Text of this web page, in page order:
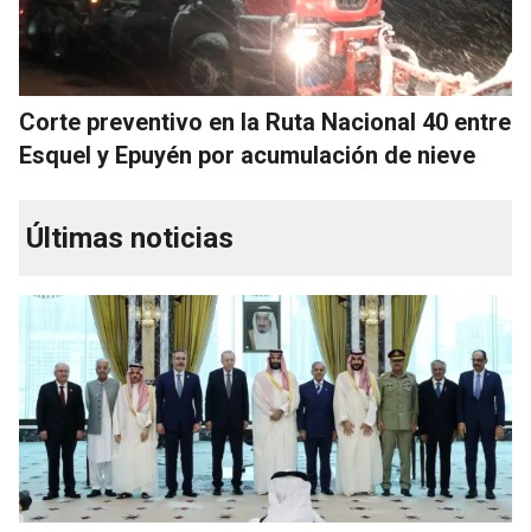
Corte preventivo en la Ruta Nacional 40 entre
Esquel y Epuyén por acumulación de nieve
Últimas noticias